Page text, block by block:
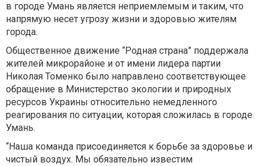
в городе Умань является неприемлемым и таким, что
напрямую несет угрозу жизни и здоровью жителям
города.
Общественное движение “Родная страна” поддержала
жителей микрорайоне и от имени лидера партии
Николая Томенко было направлено соответствующее
обращение в Министерство экологии и природных
ресурсов Украины относительно немедленного
реагирования по ситуации, которая сложилась в городе
Умань.
“Наша команда присоединяется к борьбе за здоровье и
чистый воздух. Мы обязательно известим